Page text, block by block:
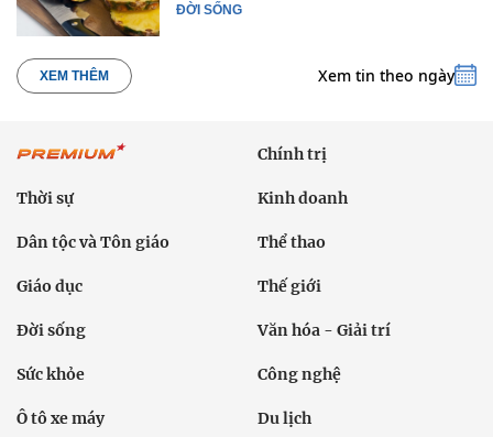
ĐỜI SỐNG
XEM THÊM Xem tin theo ngày
Chính trị
Thời sự Kinh doanh
Dân tộc và Tôn giáo Thể thao
Giáo dục Thế giới
Đời sống Văn hóa - Giải trí
Sức khỏe Công nghệ
Ô tô xe máy Du lịch